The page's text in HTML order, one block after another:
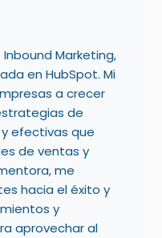
Marketing,
en HubSpot. Mi
a crecer
de
efectivas que
de ventas y
me
hacia el éxito y
y
aprovechar al